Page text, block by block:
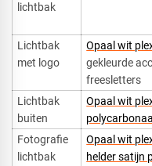
lichtbak
Lichtbak
met logo
Opaal wit
gekleurde
freesletters
Lichtbak
buiten
Opaal wit
Fotografie
lichtbak
Opaal wit
helder satijn